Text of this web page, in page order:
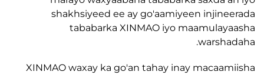
shakhsiyeed ee ay go'aamiyeen
tababarka XINMAO iyo
XINMAO waxay ka go'an tahay inay